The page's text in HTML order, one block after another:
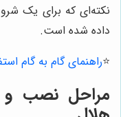
نکته‌ای که برای یک
داده شده است.
⭐️راهنمای گام به گام
مراحل نصب و